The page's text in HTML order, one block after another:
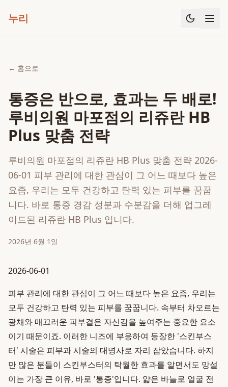
누리
← 홈으로
통증은 반으로, 효과는 두 배로!
루비의원 마포점의 리쥬란 HB
Plus 맞춤 전략
루비의원 마포점의 리쥬란 HB Plus 맞춤 전략 2026-
06-01 피부 관리에 대한 관심이 그 어느 때보다 높은
요즘, 우리는 모두 건강하고 탄력 있는 피부를 꿈꿉
니다. 바로 통증 경감 성분과 수분감을 더해 업그레
이드된 리쥬란 HB Plus 입니다.
2026년 6월 1일
2026-06-01
피부 관리에 대한 관심이 그 어느 때보다 높은 요즘, 우리는
모두 건강하고 탄력 있는 피부를 꿈꿉니다. 속부터 차오르는
광채와 매끄러운 피부결은 자신감을 높여주는 중요한 요소
이기 때문이죠. 이러한 니즈에 부응하여 등장한 '스킨부스
터' 시술은 피부과 시술의 대명사로 자리 잡았습니다. 하지
만 많은 분들이 스킨부스터의 탁월한 효과를 알면서도 망설
이는 가장 큰 이유, 바로 '통증'입니다. 얇은 바늘로 얼굴 전